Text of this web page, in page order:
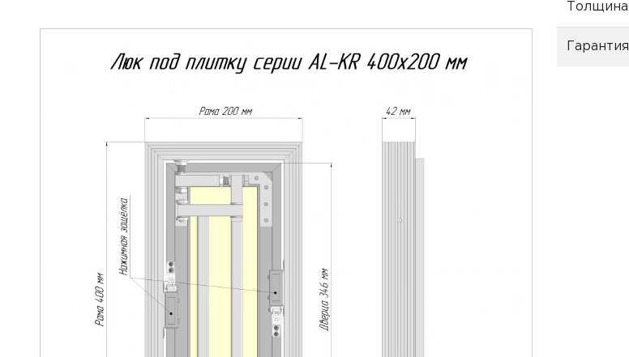
Толщина
Гарантия